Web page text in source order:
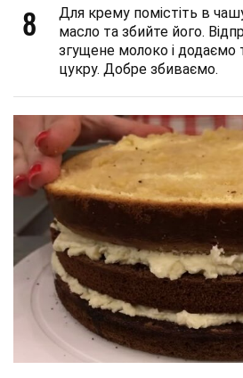
8
Для крему помістіть в
масло та збийте його.
згущене молоко і додаємо
цукру. Добре збиваємо.